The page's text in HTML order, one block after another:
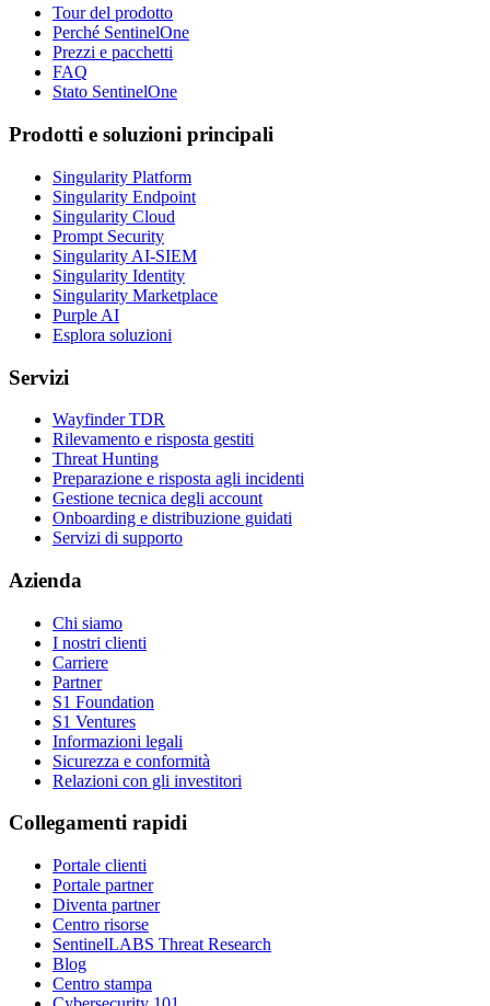
Tour del prodotto
Perché SentinelOne
Prezzi e pacchetti
FAQ
Stato SentinelOne
Prodotti e soluzioni principali
Singularity Platform
Singularity Endpoint
Singularity Cloud
Prompt Security
Singularity AI-SIEM
Singularity Identity
Singularity Marketplace
Purple AI
Esplora soluzioni
Servizi
Wayfinder TDR
Rilevamento e risposta gestiti
Threat Hunting
Preparazione e risposta agli incidenti
Gestione tecnica degli account
Onboarding e distribuzione guidati
Servizi di supporto
Azienda
Chi siamo
I nostri clienti
Carriere
Partner
S1 Foundation
S1 Ventures
Informazioni legali
Sicurezza e conformità
Relazioni con gli investitori
Collegamenti rapidi
Portale clienti
Portale partner
Diventa partner
Centro risorse
SentinelLABS Threat Research
Blog
Centro stampa